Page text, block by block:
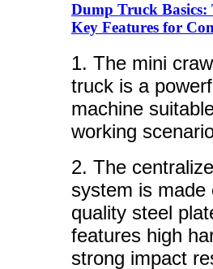
Dump Truck Basics:
Key Features for
1. The mini
truck is a
machine
working
2. The
system is made
quality steel
features high
strong impact